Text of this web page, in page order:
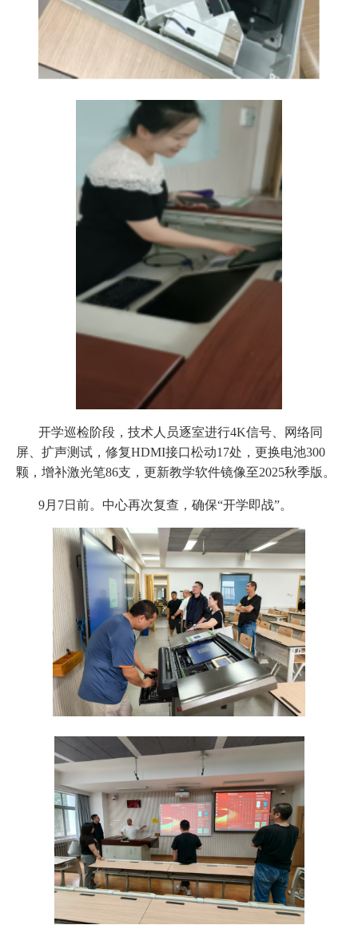
开学巡检阶段，技术人员逐室进行4K信号、网络同
屏、扩声测试，修复HDMI接口松动17处，更换电池300
颗，增补激光笔86支，更新教学软件镜像至2025秋季版。
9月7日前。中心再次复查，确保“开学即战”。